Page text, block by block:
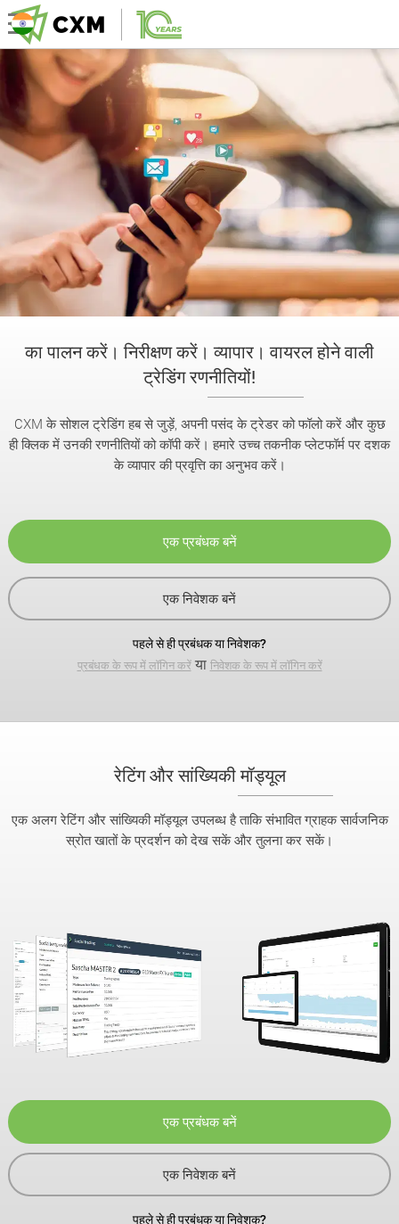
का पालन करें। निरीक्षण करें। व्यापार। वायरल होने वाली
ट्रेडिंग रणनीतियों!
CXM के सोशल ट्रेडिंग हब से जुड़ें, अपनी पसंद के ट्रेडर को फॉलो करें और कुछ
ही क्लिक में उनकी रणनीतियों को कॉपी करें। हमारे उच्च तकनीक प्लेटफॉर्म पर दशक
के व्यापार की प्रवृत्ति का अनुभव करें।
एक प्रबंधक बनें
एक निवेशक बनें
पहले से ही प्रबंधक या निवेशक?
प्रबंधक के रूप में लॉगिन करेंया निवेशक के रूप में लॉगिन करें
रेटिंग और सांख्यिकी मॉड्यूल
एक अलग रेटिंग और सांख्यिकी मॉड्यूल उपलब्ध है ताकि संभावित ग्राहक सार्वजनिक
स्रोत खातों के प्रदर्शन को देख सकें और तुलना कर सकें।
एक प्रबंधक बनें
एक निवेशक बनें
पहले से ही प्रबंधक या निवेशक?